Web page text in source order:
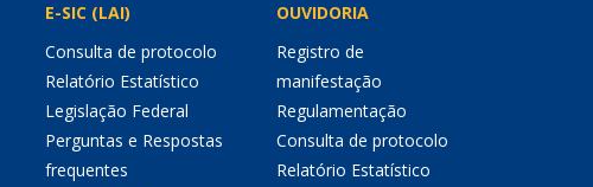
E-SIC (LAI)
Consulta de protocolo
Relatório Estatístico
Legislação Federal
Perguntas e Respostas
frequentes
OUVIDORIA
Registro de
manifestação
Regulamentação
Consulta de protocolo
Relatório Estatístico